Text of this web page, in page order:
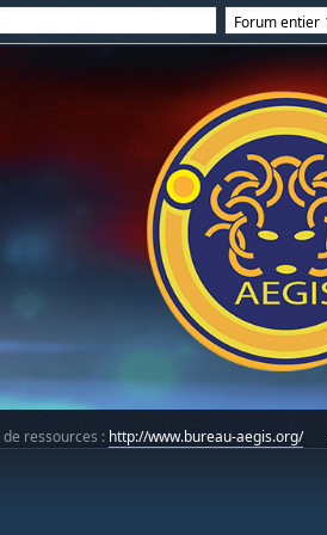
ressources : http://www.bureau-aegis.org/